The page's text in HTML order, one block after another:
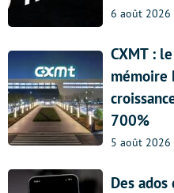
6 août 2026
CXMT :
mémoire
700%
5 août 2026
Des